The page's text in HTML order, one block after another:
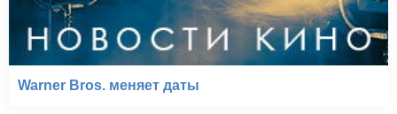
Warner Bros. меняет даты